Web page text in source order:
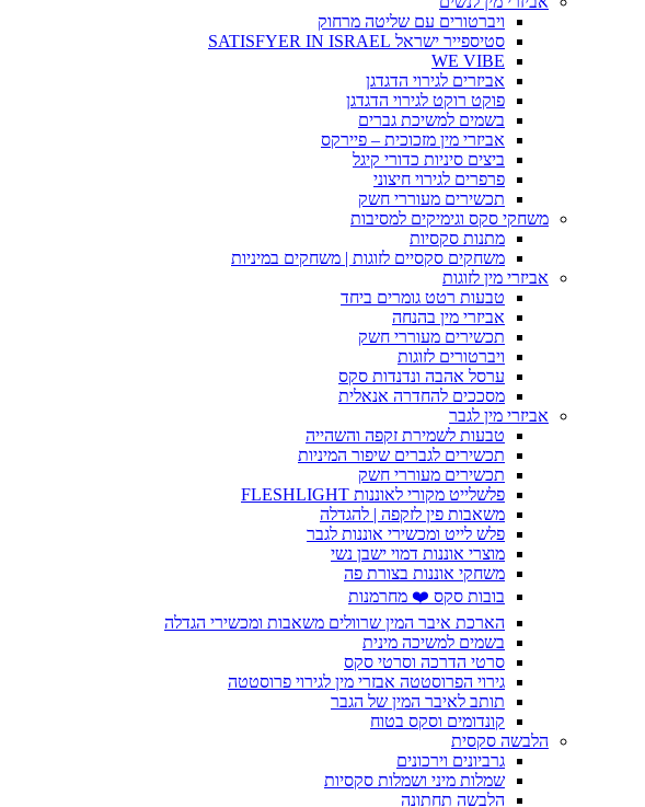
ויברטורים עם שליטה מרחוק
סטיספייר ישראל SATISFYER IN ISRAEL
WE VIBE
אביזרים לגירוי הדגדגן
פוקט רוקט לגירוי הדגדגן
בשמים למשיכת גברים
אביזרי מין מזכוכית – פיירקס
ביצים סיניות כדורי קיגל
פרפרים לגירוי חיצוני
תכשירים מעוררי חשק
משחקי סקס וגימיקים למסיבות
מתנות סקסיות
משחקים סקסיים לזוגות | משחקים במיניות
אביזרי מין לזוגות
טבעות רטט גומרים ביחד
אביזרי מין בהנחה
תכשירים מעוררי חשק
ויברטורים לזוגות
ערסל אהבה ונדנדות סקס
מסככים להחדרה אנאלית
אביזרי מין לגבר
טבעות לשמירת זקפה והשהייה
תכשירים לגברים שיפור המיניות
תכשירים מעוררי חשק
פלשלייט מקורי לאוננות FLESHLIGHT
משאבות פין לזקפה | להגדלה
פלש לייט ומכשירי אוננות לגבר
מוצרי אוננות דמוי ישבן נשי
משחקי אוננות בצורת פה
בובות סקס ❤️ מחרמנות
הארכת איבר המין שרוולים משאבות ומכשירי הגדלה
בשמים למשיכה מינית
סרטי הדרכה וסרטי סקס
גירוי הפרוסטטה אבזרי מין לגירוי פרוסטטה
תותב לאיבר המין של הגבר
קונדומים וסקס בטוח
הלבשה סקסית
גרביונים וירכונים
שמלות מיני ושמלות סקסיות
הלבשה תחתונה